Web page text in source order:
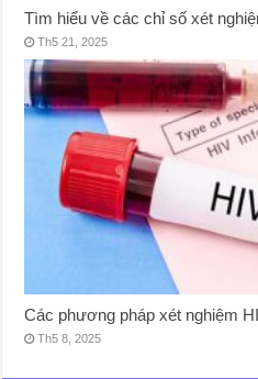
Tìm hiểu về các chỉ số xét
Th5 21, 2025
Các phương pháp xét nghiệm
Th5 8, 2025